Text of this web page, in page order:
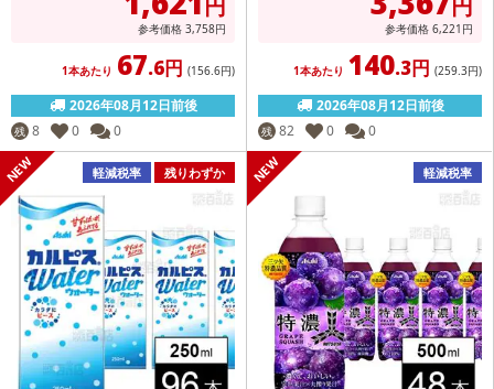
参考価格 3,758円
1本あたり 67.6円 (156.6円)
2026年08月12日前後
残 8 0 0
参考価格 6,221 円
1本あたり 140.3円 (259.3円)
2026年08月12日前後
残 82 0 0
軽減税率 残りわずか 軽減税率